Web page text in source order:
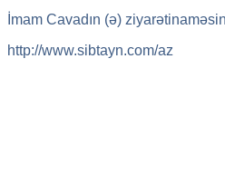
İmam Cavadın (ə)
http://www.sibtayn.com/az